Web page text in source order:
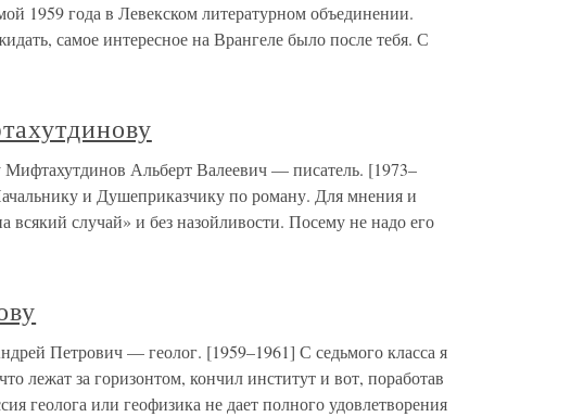
1959 года в Левекском литературном объединении.
самое интересное на Врангеле было после тебя. С
Альберт Валеевич — писатель. [1973–
и Душеприказчику по роману. Для мнения и
всякий случай» и без назойливости. Посему не надо его
Петрович — геолог. [1959–1961] С седьмого класса я
лежат за горизонтом, кончил институт и вот, поработав
геолога или геофизика не дает полного удовлетворения